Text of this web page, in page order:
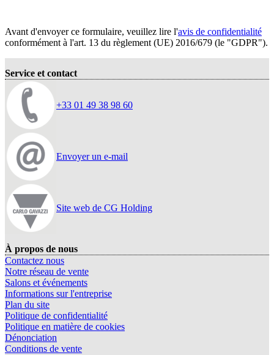
Avant d'envoyer ce formulaire, veuillez lire l'avis de confidentialité
conformément à l'art. 13 du règlement (UE) 2016/679 (le "GDPR").
Service et contact
+33 01 49 38 98 60
Envoyer un e-mail
Site web de CG Holding
À propos de nous
Contactez nous
Notre réseau de vente
Salons et événements
Informations sur l'entreprise
Plan du site
Politique de confidentialité
Politique en matière de cookies
Dénonciation
Conditions de vente